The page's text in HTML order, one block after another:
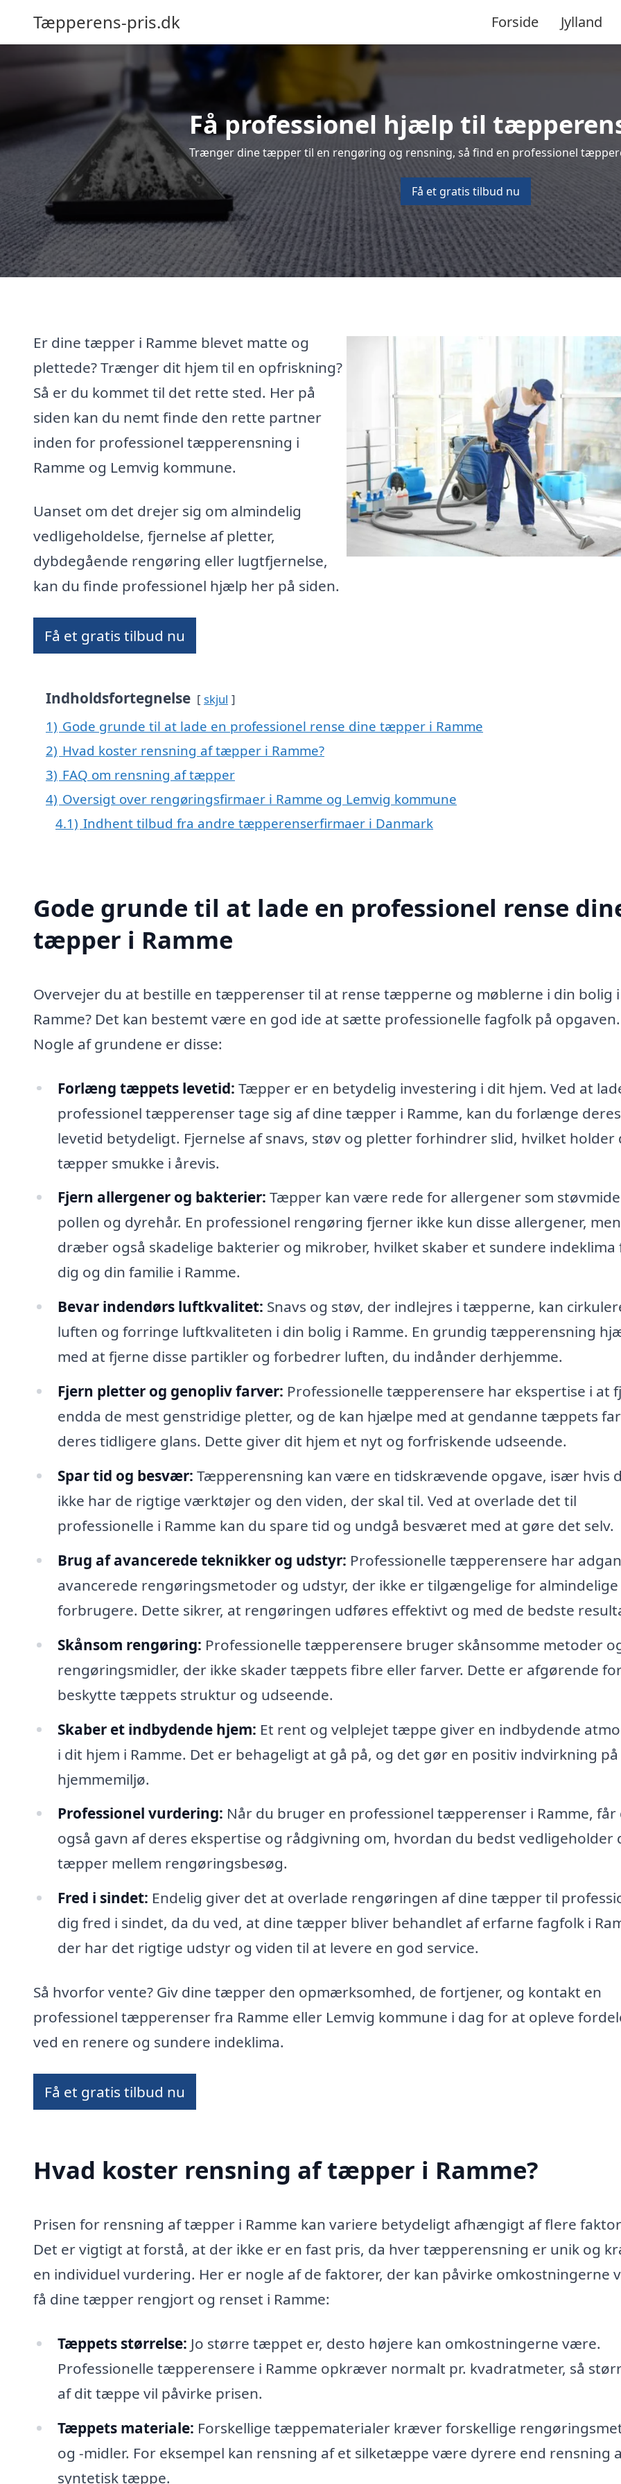
Tæpperens-pris.dk Forside Jylland
Få professionel hjælp til
Trænger dine tæpper til en rengøring og rensning, så find en professionel
Få et gratis tilbud nu
Er dine tæpper i Ramme blevet matte og
plettede? Trænger dit hjem til en opfriskning?
Så er du kommet til det rette sted. Her på
siden kan du nemt finde den rette partner
inden for professionel tæpperensning i
Ramme og Lemvig kommune.
Uanset om det drejer sig om almindelig
vedligeholdelse, fjernelse af pletter,
dybdegående rengøring eller lugtfjernelse,
kan du finde professionel hjælp her på siden.
Få et gratis tilbud nu
Indholdsfortegnelse skjul
1) Gode grunde til at lade en professionel rense dine tæpper i Ramme
2) Hvad koster rensning af tæpper i Ramme?
3) FAQ om rensning af tæpper
4) Oversigt over rengøringsfirmaer i Ramme og Lemvig kommune
4.1) Indhent tilbud fra andre tæpperenserfirmaer i Danmark
Gode grunde til at lade en professionel rense
tæpper i Ramme
Overvejer du at bestille en tæpperenser til at rense tæpperne og møblerne i din bolig i
Ramme? Det kan bestemt være en god ide at sætte professionelle fagfolk på opgaven.
Nogle af grundene er disse:
Forlæng tæppets levetid: Tæpper er en betydelig investering i dit hjem. Ved at
professionel tæpperenser tage sig af dine tæpper i Ramme, kan du forlænge deres
levetid betydeligt. Fjernelse af snavs, støv og pletter forhindrer slid, hvilket holder
tæpper smukke i årevis.
Fjern allergener og bakterier: Tæpper kan være rede for allergener som
pollen og dyrehår. En professionel rengøring fjerner ikke kun disse allergener, men
dræber også skadelige bakterier og mikrober, hvilket skaber et sundere indeklima
dig og din familie i Ramme.
Bevar indendørs luftkvalitet: Snavs og støv, der indlejres i tæpperne, kan
luften og forringe luftkvaliteten i din bolig i Ramme. En grundig tæpperensning
med at fjerne disse partikler og forbedrer luften, du indånder derhjemme.
Fjern pletter og genopliv farver: Professionelle tæpperensere har ekspertise i at
endda de mest genstridige pletter, og de kan hjælpe med at gendanne tæppets
deres tidligere glans. Dette giver dit hjem et nyt og forfriskende udseende.
Spar tid og besvær: Tæpperensning kan være en tidskrævende opgave, især hvis
ikke har de rigtige værktøjer og den viden, der skal til. Ved at overlade det til
professionelle i Ramme kan du spare tid og undgå besværet med at gøre det selv.
Brug af avancerede teknikker og udstyr: Professionelle tæpperensere har
avancerede rengøringsmetoder og udstyr, der ikke er tilgængelige for almindelige
forbrugere. Dette sikrer, at rengøringen udføres effektivt og med de bedste
Skånsom rengøring: Professionelle tæpperensere bruger skånsomme metoder
rengøringsmidler, der ikke skader tæppets fibre eller farver. Dette er afgørende
beskytte tæppets struktur og udseende.
Skaber et indbydende hjem: Et rent og velplejet tæppe giver en indbydende
i dit hjem i Ramme. Det er behageligt at gå på, og det gør en positiv indvirkning
hjemmemiljø.
Professionel vurdering: Når du bruger en professionel tæpperenser i Ramme, får
også gavn af deres ekspertise og rådgivning om, hvordan du bedst vedligeholder
tæpper mellem rengøringsbesøg.
Fred i sindet: Endelig giver det at overlade rengøringen af dine tæpper til
dig fred i sindet, da du ved, at dine tæpper bliver behandlet af erfarne fagfolk i
der har det rigtige udstyr og viden til at levere en god service.
Så hvorfor vente? Giv dine tæpper den opmærksomhed, de fortjener, og kontakt en
professionel tæpperenser fra Ramme eller Lemvig kommune i dag for at opleve
ved en renere og sundere indeklima.
Få et gratis tilbud nu
Hvad koster rensning af tæpper i Ramme?
Prisen for rensning af tæpper i Ramme kan variere betydeligt afhængigt af flere
Det er vigtigt at forstå, at der ikke er en fast pris, da hver tæpperensning er unik og
en individuel vurdering. Her er nogle af de faktorer, der kan påvirke omkostningerne
få dine tæpper rengjort og renset i Ramme:
Tæppets størrelse: Jo større tæppet er, desto højere kan omkostningerne være.
Professionelle tæpperensere i Ramme opkræver normalt pr. kvadratmeter, så
af dit tæppe vil påvirke prisen.
Tæppets materiale: Forskellige tæppematerialer kræver forskellige
og -midler. For eksempel kan rensning af et silketæppe være dyrere end rensning
syntetisk tæppe.